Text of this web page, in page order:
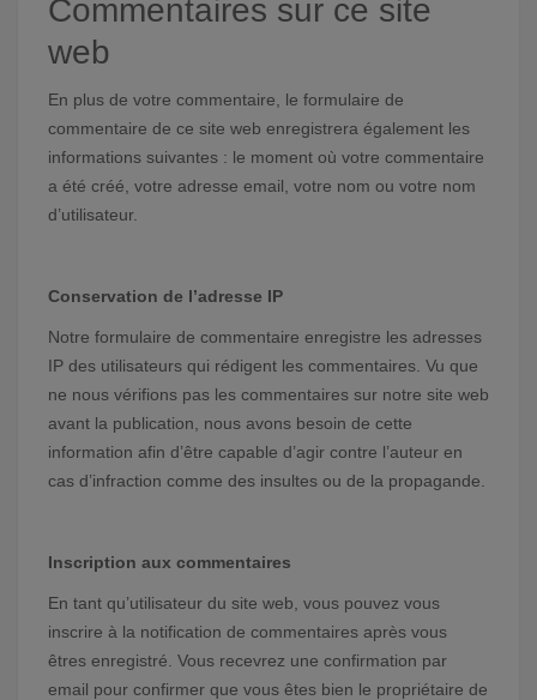
Commentaires sur ce site
web
En plus de votre commentaire, le formulaire de
commentaire de ce site web enregistrera également les
informations suivantes : le moment où votre commentaire
a été créé, votre adresse email, votre nom ou votre nom
d’utilisateur.
Conservation de l’adresse IP
Notre formulaire de commentaire enregistre les adresses
IP des utilisateurs qui rédigent les commentaires. Vu que
ne nous vérifions pas les commentaires sur notre site web
avant la publication, nous avons besoin de cette
information afin d’être capable d’agir contre l’auteur en
cas d’infraction comme des insultes ou de la propagande.
Inscription aux commentaires
En tant qu’utilisateur du site web, vous pouvez vous
inscrire à la notification de commentaires après vous
êtres enregistré. Vous recevrez une confirmation par
email pour confirmer que vous êtes bien le propriétaire de